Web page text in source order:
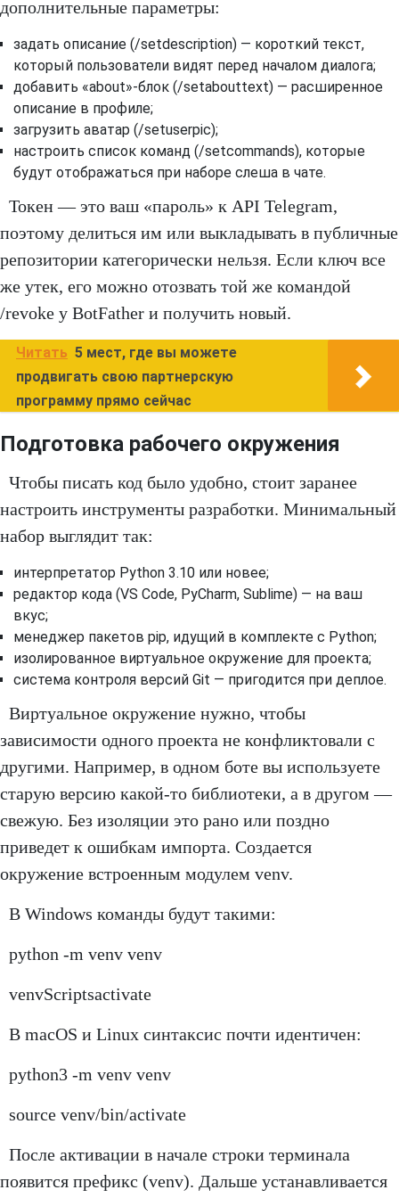
дополнительные параметры:
задать описание (/setdescription) — короткий текст,
который пользователи видят перед началом диалога;
добавить «about»-блок (/setabouttext) — расширенное
описание в профиле;
загрузить аватар (/setuserpic);
настроить список команд (/setcommands), которые
будут отображаться при наборе слеша в чате.
Токен — это ваш «пароль» к API Telegram,
поэтому делиться им или выкладывать в публичные
репозитории категорически нельзя. Если ключ все
же утек, его можно отозвать той же командой
/revoke у BotFather и получить новый.
Читать 5 мест, где вы можете
продвигать свою партнерскую
программу прямо сейчас
Подготовка рабочего окружения
Чтобы писать код было удобно, стоит заранее
настроить инструменты разработки. Минимальный
набор выглядит так:
интерпретатор Python 3.10 или новее;
редактор кода (VS Code, PyCharm, Sublime) — на ваш
вкус;
менеджер пакетов pip, идущий в комплекте с Python;
изолированное виртуальное окружение для проекта;
система контроля версий Git — пригодится при деплое.
Виртуальное окружение нужно, чтобы
зависимости одного проекта не конфликтовали с
другими. Например, в одном боте вы используете
старую версию какой-то библиотеки, а в другом —
свежую. Без изоляции это рано или поздно
приведет к ошибкам импорта. Создается
окружение встроенным модулем venv.
В Windows команды будут такими:
python -m venv venv
venvScriptsactivate
В macOS и Linux синтаксис почти идентичен:
python3 -m venv venv
source venv/bin/activate
После активации в начале строки терминала
появится префикс (venv). Дальше устанавливается